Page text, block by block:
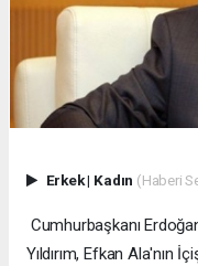
Erkek| Kadın (Haberi
Cumhurbaşkanı
Yıldırım, Efkan Ala'nın